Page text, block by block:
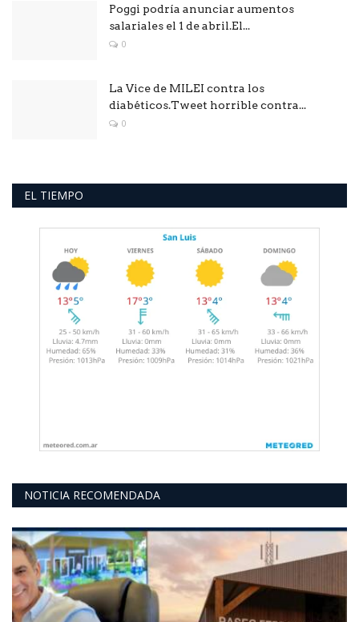
Poggi podría anunciar aumentos
salariales el 1 de abril.El...
0
La Vice de MILEI contra los
diabéticos.Tweet horrible contra...
0
EL TIEMPO
NOTICIA RECOMENDADA